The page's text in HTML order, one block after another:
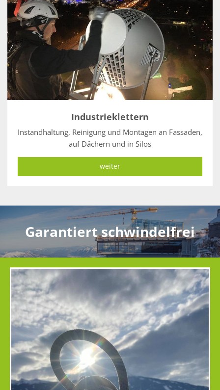
Industrieklettern
Instandhaltung, Reinigung und Montagen an Fassaden,
auf Dächern und in Silos
weiter
Garantiert schwindelfrei